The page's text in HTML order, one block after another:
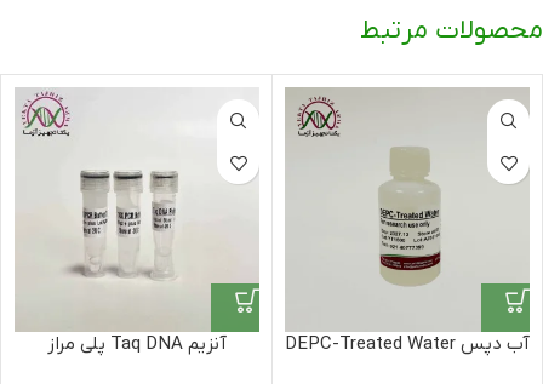
محصولات مرتبط
آب دپس DEPC-Treated Water
آنزیم Taq DNA پلی مراز